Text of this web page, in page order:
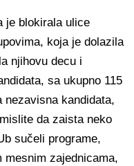
je blokirala ulice
koja je dolazila
njihovu decu i
sa ukupno 115
nezavisna kandidata,
da zaista neko
sučeli programe,
mesnim zajednicama,